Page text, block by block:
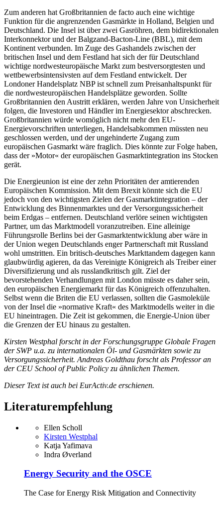
Zum anderen hat Großbritannien de facto auch eine wichtige
Funktion für die angrenzenden Gasmärkte in Holland, Belgien und
Deutschland. Die Insel ist über zwei Gasröhren, dem bidirektionalen
Interkonnektor und der Balgzand-Bacton-Line (BBL), mit dem
Kontinent verbunden. Im Zuge des Gashandels zwischen der
britischen Insel und dem Festland hat sich der für Deutschland
wichtige nordwesteuropäische Markt zum bestversorgtesten und
wettbewerbsintensivsten auf dem Festland entwickelt. Der
Londoner Handelsplatz NBP ist schnell zum Preisanhaltspunkt für
die nordwesteuropäischen Handelsplätze geworden. Sollte
Großbritannien den Austritt erklären, werden Jahre von Unsicherheit
folgen, die Investoren und Händler im Energiesektor abschrecken.
Großbritannien würde womöglich nicht mehr den EU-
Energievorschriften unterliegen, Handelsabkommen müssten neu
geschlossen werden, und der ungehinderte Zugang zum
europäischen Gasmarkt wäre fraglich. Dies könnte zur Folge haben,
dass der »Motor« der europäischen Gasmarktintegration ins Stocken
gerät.
Die Energieunion ist eine der zehn Prioritäten der amtierenden
Europäischen Kommission. Mit dem Brexit könnte sich die EU
jedoch von den wichtigsten Zielen der Gasmarktintegration – der
Entwicklung des Binnenmarktes und der Versorgungssicherheit
beim Erdgas – entfernen. Deutschland verlöre seinen wichtigsten
Partner, um das Marktmodell voranzutreiben. Eine alleinige
Führungsrolle Berlins bei der Gasmarktentwicklung aber wäre in
der Union wegen Deutschlands enger Partnerschaft mit Russland
wohl umstritten. Ein britisch-deutsches Markttandem dagegen kann
glaubwürdig agieren, da das Vereinigte Königreich als Treiber einer
Diversifizierung und als russlandkritisch gilt. Ziel der
bevorstehenden Verhandlungen mit London müsste es daher sein,
den europäischen Energiemarkt für das Königreich offenzuhalten.
Selbst wenn die Briten die EU verlassen, sollten die Gasmoleküle
von der Insel die »normative Kraft« des Marktmodells weiter in die
EU hineintragen. Die Zeit ist gekommen, die Energie-Union über
die Grenzen der EU hinaus zu gestalten.
Kirsten Westphal forscht in der Forschungsgruppe Globale Fragen
der SWP u.a. zu internationalen Öl- und Gasmärkten sowie zu
Versorgungssicherheit. Andreas Goldthau forscht als Professor an
der CEU School of Public Policy zu ähnlichen Themen.
Dieser Text ist auch bei EurActiv.de erschienen.
Literaturempfehlung
Ellen Scholl
Kirsten Westphal
Katja Yafimava
Indra Øverland
Energy Security and the OSCE
The Case for Energy Risk Mitigation and Connectivity